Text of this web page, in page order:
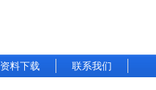
资料下载 联系我们